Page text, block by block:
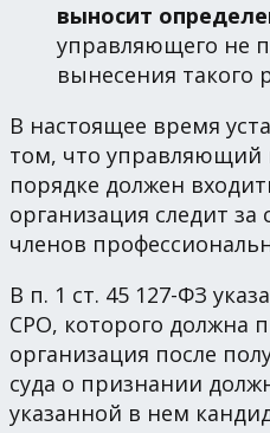
выносит
управляющего не
вынесения такого
В настоящее время
том, что управляющий
порядке должен
организация следит за
членов
В п. 1 ст. 45 127-ФЗ
СРО, которого должна
организация после
суда о признании
указанной в нем